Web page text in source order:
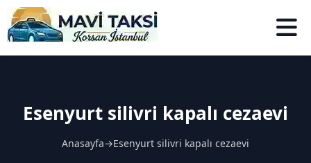
Esenyurt silivri kapalı cezaevi
Anasayfa→Esenyurt silivri kapalı cezaevi